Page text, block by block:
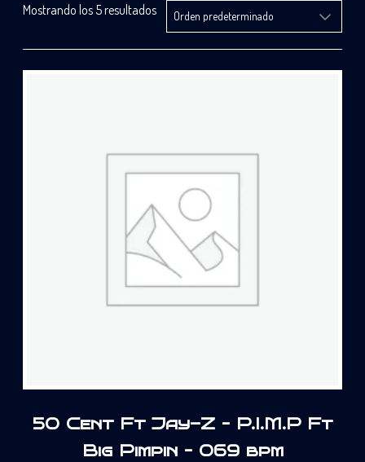
Mostrando los 5 resultados
50 Cent Ft Jay-Z – P.I.M.P Ft
Big Pimpin – 069 bpm